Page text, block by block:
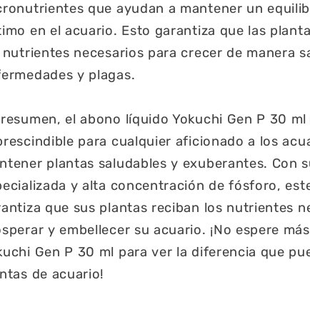
que ayudan a mantener un
en el acuario. Esto garantiza que las
nutrientes necesarios para crecer de manera
y plagas.
el abono líquido Yokuchi Gen P 30
para cualquier aficionado a los
plantas saludables y exuberantes. Con
y alta concentración de fósforo,
que sus plantas reciban los nutrientes
y embellecer su acuario. ¡No espere
Gen P 30 ml para ver la diferencia que
de acuario!